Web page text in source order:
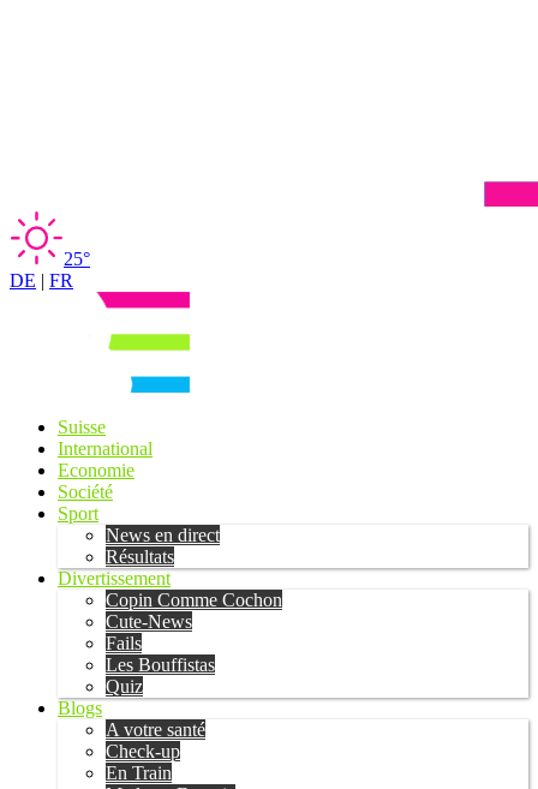
25°
DE | FR
Suisse
International
Economie
Société
Sport
News en direct
Résultats
Divertissement
Copin Comme Cochon
Cute-News
Fails
Les Bouffistas
Quiz
Blogs
A votre santé
Check-up
En Train